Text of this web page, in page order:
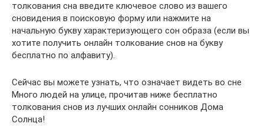
толкования сна введите ключевое слово из вашего
сновидения в поисковую форму или нажмите на
начальную букву характеризующего сон образа (если вы
хотите получить онлайн толкование снов на букву
бесплатно по алфавиту).
Сейчас вы можете узнать, что означает видеть во сне
Много людей на улице, прочитав ниже бесплатно
толкования снов из лучших онлайн сонников Дома
Солнца!